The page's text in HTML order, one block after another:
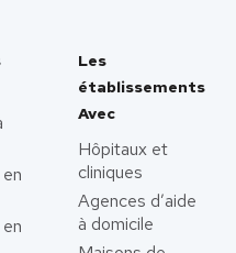
Les
établissements
Avec
Hôpitaux et
cliniques
Agences d’aide
à domicile